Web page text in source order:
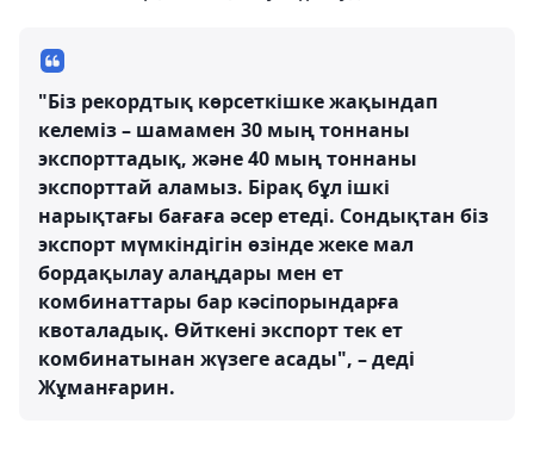
"Біз рекордтық көрсеткішке жақындап
келеміз – шамамен 30 мың тоннаны
экспорттадық, және 40 мың тоннаны
экспорттай аламыз. Бірақ бұл ішкі
нарықтағы бағаға әсер етеді. Сондықтан біз
экспорт мүмкіндігін өзінде жеке мал
бордақылау алаңдары мен ет
комбинаттары бар кәсіпорындарға
квоталадық. Өйткені экспорт тек ет
комбинатынан жүзеге асады", – деді
Жұманғарин.